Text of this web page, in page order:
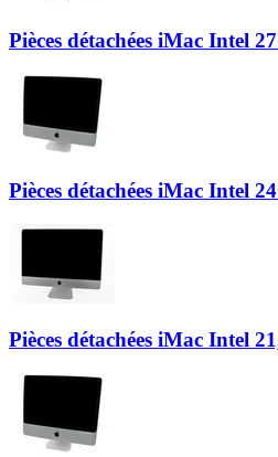
Pièces détachées iMac Intel
Pièces détachées iMac Intel
Pièces détachées iMac Intel